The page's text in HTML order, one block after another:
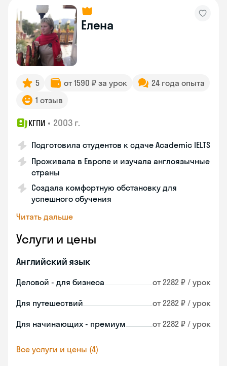
Елена
5 от 1590 ₽ за урок
24 года опыта
1 отзыв
КГПИ • 2003 г.
Подготовила студентов к сдаче Academic IELTS
Проживала в Европе и изучала англоязычные
страны
Создала комфортную обстановку для
успешного обучения
Читать дальше
Услуги и цены
Английский язык
Деловой - для бизнеса от 2282 ₽ / урок
Для путешествий от 2282 ₽ / урок
Для начинающих - премиум от 2282 ₽ / урок
Все услуги и цены (4)